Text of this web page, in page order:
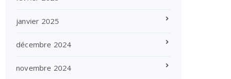
janvier 2025
décembre 2024
novembre 2024